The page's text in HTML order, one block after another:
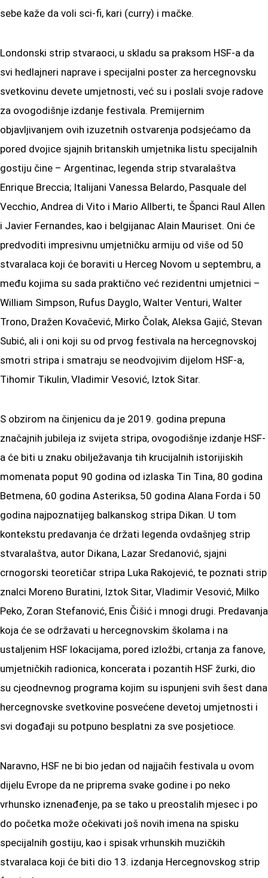
sebe kaže da voli sci-fi, kari (curry) i mačke.
Londonski strip stvaraoci, u skladu sa praksom HSF-a da
svi hedlajneri naprave i specijalni poster za hercegnovsku
svetkovinu devete umjetnosti, već su i poslali svoje radove
za ovogodišnje izdanje festivala. Premijernim
objavljivanjem ovih izuzetnih ostvarenja podsjećamo da
pored dvojice sjajnih britanskih umjetnika listu specijalnih
gostiju čine – Argentinac, legenda strip stvaralaštva
Enrique Breccia; Italijani Vanessa Belardo, Pasquale del
Vecchio, Andrea di Vito i Mario Allberti, te Španci Raul Allen
i Javier Fernandes, kao i belgijanac Alain Mauriset. Oni će
predvoditi impresivnu umjetničku armiju od više od 50
stvaralaca koji će boraviti u Herceg Novom u septembru, a
među kojima su sada praktično već rezidentni umjetnici –
William Simpson, Rufus Dayglo, Walter Venturi, Walter
Trono, Dražen Kovačević, Mirko Čolak, Aleksa Gajić, Stevan
Subić, ali i oni koji su od prvog festivala na hercegnovskoj
smotri stripa i smatraju se neodvojivim dijelom HSF-a,
Tihomir Tikulin, Vladimir Vesović, Iztok Sitar.
S obzirom na činjenicu da je 2019. godina prepuna
značajnih jubileja iz svijeta stripa, ovogodišnje izdanje HSF-
a će biti u znaku obilježavanja tih krucijalnih istorijiskih
momenata poput 90 godina od izlaska Tin Tina, 80 godina
Betmena, 60 godina Asteriksa, 50 godina Alana Forda i 50
godina najpoznatijeg balkanskog stripa Dikan. U tom
kontekstu predavanja će držati legenda ovdašnjeg strip
stvaralaštva, autor Dikana, Lazar Sredanović, sjajni
crnogorski teoretičar stripa Luka Rakojević, te poznati strip
znalci Moreno Buratini, Iztok Sitar, Vladimir Vesović, Milko
Peko, Zoran Stefanović, Enis Čišić i mnogi drugi. Predavanja
koja će se održavati u hercegnovskim školama i na
ustaljenim HSF lokacijama, pored izložbi, crtanja za fanove,
umjetničkih radionica, koncerata i pozantih HSF žurki, dio
su cjeodnevnog programa kojim su ispunjeni svih šest dana
hercegnovske svetkovine posvećene devetoj umjetnosti i
svi događaji su potpuno besplatni za sve posjetioce.
Naravno, HSF ne bi bio jedan od najjačih festivala u ovom
dijelu Evrope da ne priprema svake godine i po neko
vrhunsko iznenađenje, pa se tako u preostalih mjesec i po
do početka može očekivati još novih imena na spisku
specijalnih gostiju, kao i spisak vrhunskih muzičkih
stvaralaca koji će biti dio 13. izdanja Hercegnovskog strip